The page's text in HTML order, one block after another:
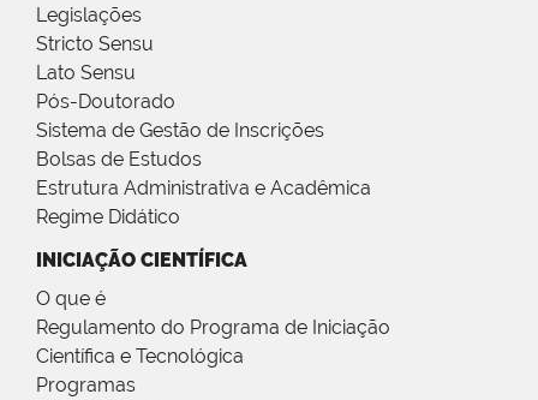
Legislações
Stricto Sensu
Lato Sensu
Pós-Doutorado
Sistema de Gestão de Inscrições
Bolsas de Estudos
Estrutura Administrativa e Acadêmica
Regime Didático
INICIAÇÃO CIENTÍFICA
O que é
Regulamento do Programa de Iniciação
Científica e Tecnológica
Programas